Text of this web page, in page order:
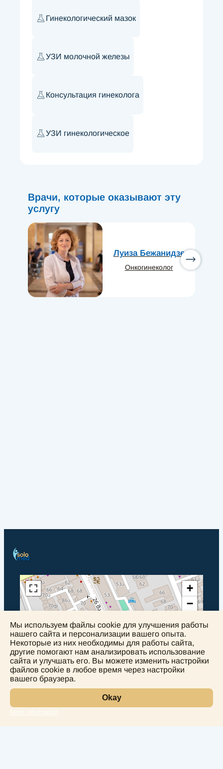
Гинекологический мазок
УЗИ молочной железы
Консультация гинеколога
УЗИ гинекологическое
Врачи, которые оказывают эту
услугу
Луиза Бежанидзе
Онкогинеколог
+
−
Мы используем файлы cookie для улучшения работы
нашего сайта и персонализации вашего опыта.
Некоторые из них необходимы для работы сайта,
другие помогают нам анализировать использование
сайта и улучшать его. Вы можете изменить настройки
файлов cookie в любое время через настройки
вашего браузера.
Okay
More information